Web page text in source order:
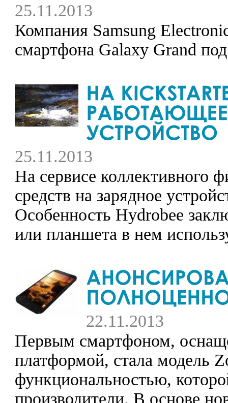
25.11.2013
Компания Samsung
смартфона Galaxy Grand
25.11.2013
На сервисе коллективного
средств на зарядное
Особенность Hydrobee
или планшета в нем
22.11.2013
Первым смартфоном,
платформой, стала модель
функциональностью,
производители. В основе